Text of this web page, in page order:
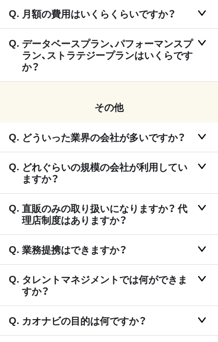
月額の費用はいくらくらいですか？
データベースプラン、パフォーマンスプ
ラン、ストラテジープランはいくらです
か？
その他
どういった業界の会社が多いですか？
どれぐらいの規模の会社が利用してい
ますか？
直販のみの取り扱いになりますか？ 代
理店制度はありますか？
業務提携はできますか？
タレントマネジメントでは何ができま
すか？
カオナビの目的は何ですか？